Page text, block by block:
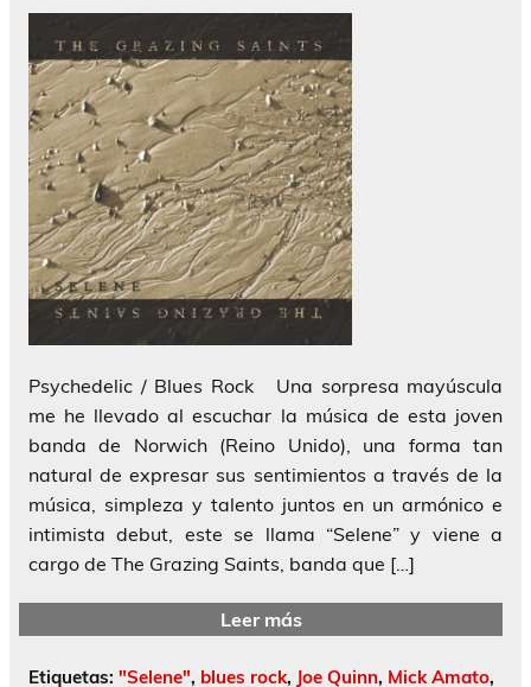
Psychedelic / Blues Rock Una sorpresa mayúscula
me he llevado al escuchar la música de esta joven
banda de Norwich (Reino Unido), una forma tan
natural de expresar sus sentimientos a través de la
música, simpleza y talento juntos en un armónico e
intimista debut, este se llama “Selene” y viene a
cargo de The Grazing Saints, banda que […]
Leer más
Etiquetas: "Selene", blues rock, Joe Quinn, Mick Amato,